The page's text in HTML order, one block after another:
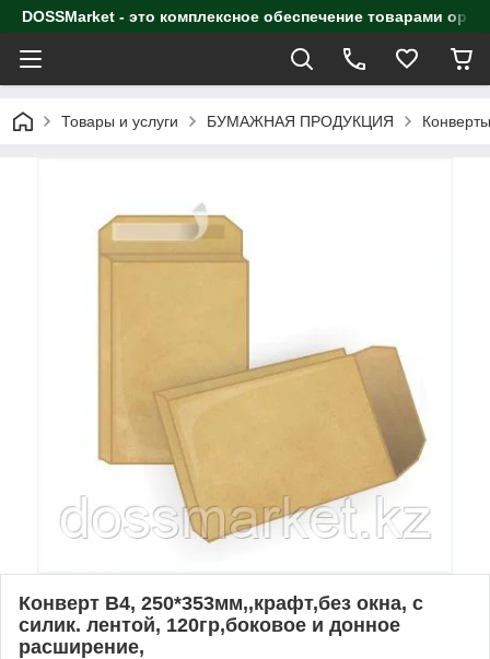
DOSSMarket - это комплексное обеспечение товарами
Товары и услуги БУМАЖНАЯ ПРОДУКЦИЯ Конверты
Конверт В4, 250*353мм,,крафт,без окна, с
силик. лентой, 120гр,боковое и донное
расширение,